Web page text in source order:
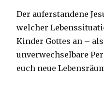
Der auferstandene
welcher
Kinder Gottes an –
unverwechselbare
euch neue